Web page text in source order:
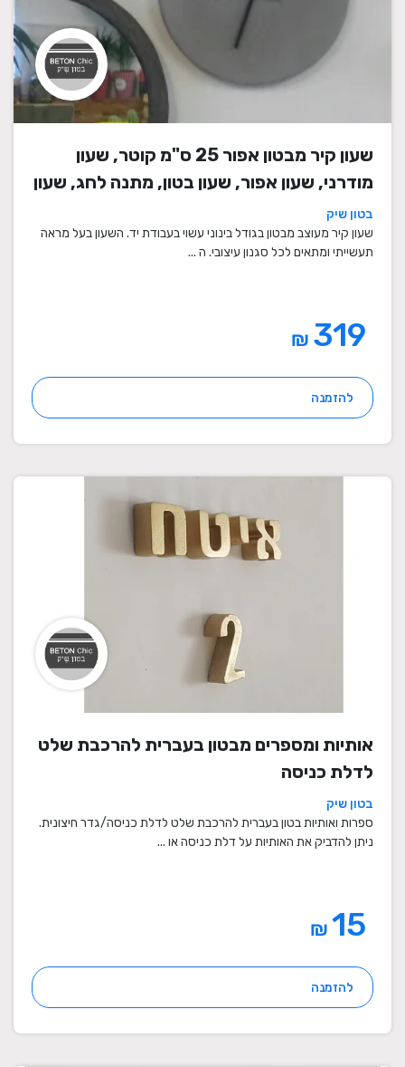
שעון קיר מבטון אפור 25 ס"מ קוטר, שעון
מודרני, שעון אפור, שעון בטון, מתנה לחג, שעון
מעוצב, שעון מיוחד, שעון תעשייתי, שעון לסלון,
שעון קיר
בטון שיק
שעון קיר מעוצב מבטון בגודל בינוני עשוי בעבודת יד. השעון בעל מראה
תעשייתי ומתאים לכל סגנון עיצובי. ה ...
₪
להזמנה
אותיות ומספרים מבטון בעברית להרכבת שלט
לדלת כניסה
בטון שיק
ספרות ואותיות בטון בעברית להרכבת שלט לדלת כניסה/גדר חיצונית.
ניתן להדביק את האותיות על דלת כניסה או ...
₪
להזמנה